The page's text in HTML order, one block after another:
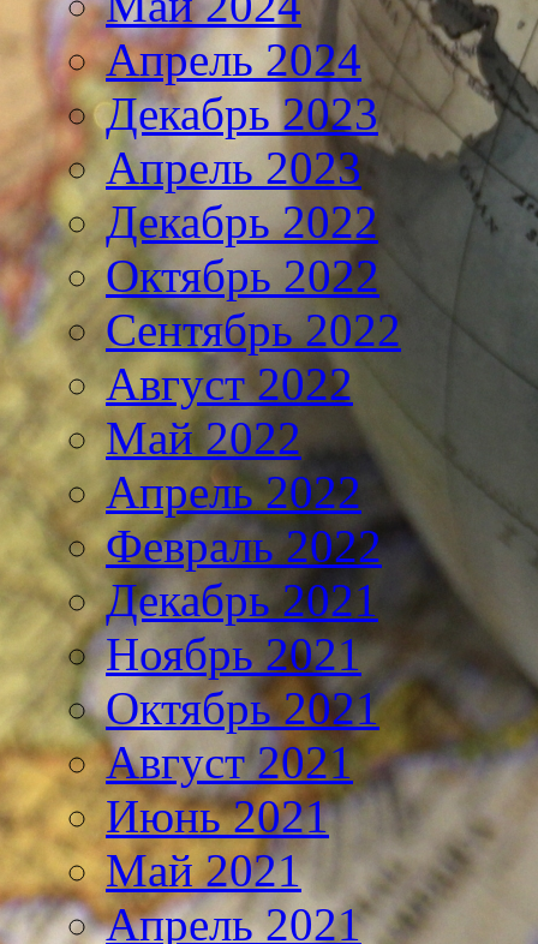
Апрель 2024
Декабрь 2023
Апрель 2023
Декабрь 2022
Октябрь 2022
Сентябрь 2022
Август 2022
Май 2022
Апрель 2022
Февраль 2022
Декабрь 2021
Ноябрь 2021
Октябрь 2021
Август 2021
Июнь 2021
Май 2021
Апрель 2021